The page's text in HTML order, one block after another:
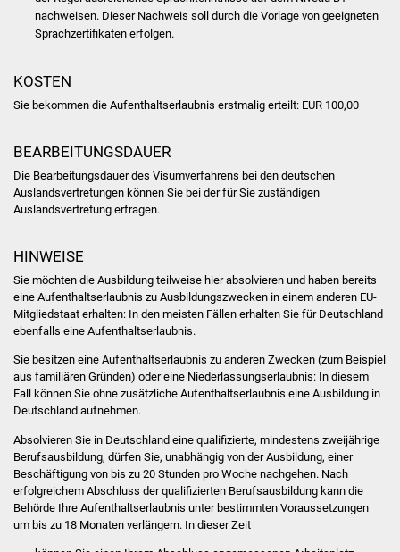
Veranstaltungen
Hallenbad
Zehntscheuer
Kulturhalle
Selbsteintrag Vereine
Beirat Süßener Vereine
nachweisen. Dieser Nachweis soll durch die Vorlage von geeigneten
Sprachzertifikaten erfolgen.
KOSTEN
Sie bekommen die Aufenthaltserlaubnis erstmalig erteilt: EUR 100,00
BEARBEITUNGSDAUER
Die Bearbeitungsdauer des Visumverfahrens bei den deutschen
Auslandsvertretungen können Sie bei der für Sie zuständigen
Auslandsvertretung erfragen.
HINWEISE
Sie möchten die Ausbildung teilweise hier absolvieren und haben bereits
eine Aufenthaltserlaubnis zu Ausbildungszwecken in einem anderen EU-
Mitgliedstaat erhalten: In den meisten Fällen erhalten Sie für Deutschland
ebenfalls eine Aufenthaltserlaubnis.
Sie besitzen eine Aufenthaltserlaubnis zu anderen Zwecken (zum Beispiel
aus familiären Gründen) oder eine Niederlassungserlaubnis: In diesem
Fall können Sie ohne zusätzliche Aufenthaltserlaubnis eine Ausbildung in
Deutschland aufnehmen.
Absolvieren Sie in Deutschland eine qualifizierte, mindestens zweijährige
Berufsausbildung, dürfen Sie, unabhängig von der Ausbildung, einer
Beschäftigung von bis zu 20 Stunden pro Woche nachgehen. Nach
erfolgreichem Abschluss der qualifizierten Berufsausbildung kann die
Behörde Ihre Aufenthaltserlaubnis unter bestimmten Voraussetzungen
um bis zu 18 Monaten verlängern. In dieser Zeit